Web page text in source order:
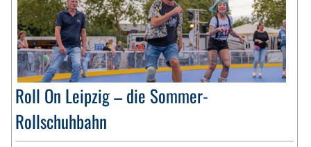
Roll On Leipzig – die Sommer-
Rollschuhbahn